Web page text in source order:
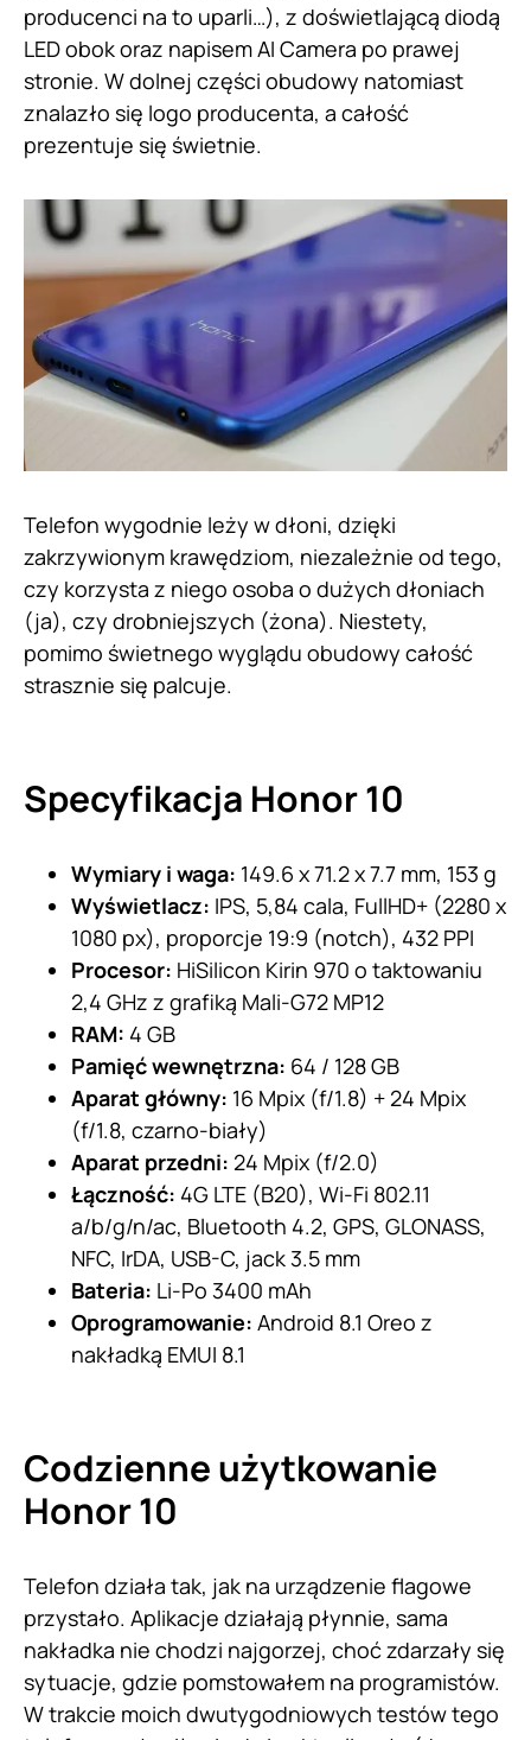
producenci na to uparli…), z doświetlającą diodą
LED obok oraz napisem AI Camera po prawej
stronie. W dolnej części obudowy natomiast
znalazło się logo producenta, a całość
prezentuje się świetnie.
Telefon wygodnie leży w dłoni, dzięki
zakrzywionym krawędziom, niezależnie od tego,
czy korzysta z niego osoba o dużych dłoniach
(ja), czy drobniejszych (żona). Niestety,
pomimo świetnego wyglądu obudowy całość
strasznie się palcuje.
Specyfikacja Honor 10
Wymiary i waga: 149.6 x 71.2 x 7.7 mm, 153 g
Wyświetlacz: IPS, 5,84 cala, FullHD+ (2280 x
1080 px), proporcje 19:9 (notch), 432 PPI
Procesor: HiSilicon Kirin 970 o taktowaniu
2,4 GHz z grafiką Mali-G72 MP12
RAM: 4 GB
Pamięć wewnętrzna: 64 / 128 GB
Aparat główny: 16 Mpix (f/1.8) + 24 Mpix
(f/1.8, czarno-biały)
Aparat przedni: 24 Mpix (f/2.0)
Łączność: 4G LTE (B20), Wi-Fi 802.11
a/b/g/n/ac, Bluetooth 4.2, GPS, GLONASS,
NFC, IrDA, USB-C, jack 3.5 mm
Bateria: Li-Po 3400 mAh
Oprogramowanie: Android 8.1 Oreo z
nakładką EMUI 8.1
Codzienne użytkowanie
Honor 10
Telefon działa tak, jak na urządzenie flagowe
przystało. Aplikacje działają płynnie, sama
nakładka nie chodzi najgorzej, choć zdarzały się
sytuacje, gdzie pomstowałem na programistów.
W trakcie moich dwutygodniowych testów tego